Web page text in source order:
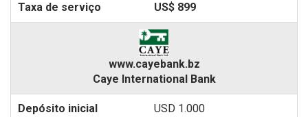
US$ 899
www.cayebank.bz
Caye International Bank
USD 1.000